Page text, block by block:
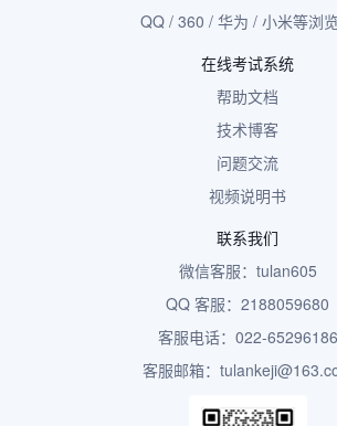
QQ / 360 / 华为 / 小米等浏
在线考试系统
帮助文档
技术博客
问题交流
视频说明书
联系我们
微信客服：tulan605
QQ 客服：2188059680
客服电话：022-65296186
客服邮箱：